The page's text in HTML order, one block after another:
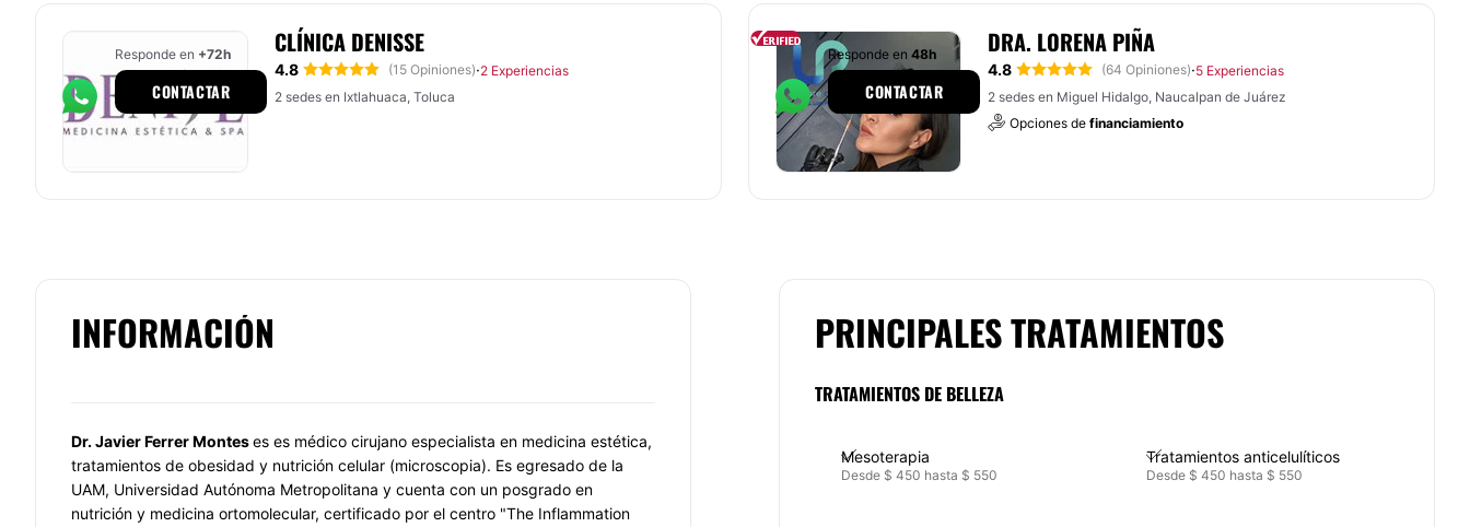
CLÍNICA DENISSE
4.8 (15 Opiniones)·2 Experiencias
2 sedes en Ixtlahuaca, Toluca
Responde en +72h
CONTACTAR
DRA. LORENA PIÑA
4.8 (64 Opiniones)·5 Experiencias
2 sedes en Miguel Hidalgo, Naucalpan de Juárez
Opciones de financiamiento
Responde en 48h
CONTACTAR
INFORMACIÓN
Dr. Javier Ferrer Monteses es médico cirujano especialista en medicina estética,
tratamientos de obesidad y nutrición celular (microscopia). Es egresado de la
UAM, Universidad Autónoma Metropolitana y cuenta con un posgrado en
nutrición y medicina ortomolecular, certificado por el centro "The Inflammation
PRINCIPALES TRATAMIENTOS
TRATAMIENTOS DE BELLEZA
Mesoterapia
Desde $ 450 hasta $ 550
Tratamientos anticelulíticos
Desde $ 450 hasta $ 550